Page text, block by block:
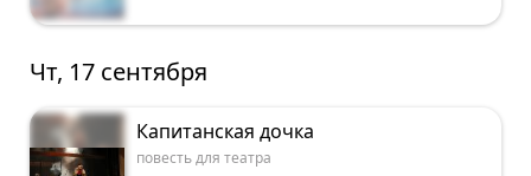
Чт, 17 сентября
Капитанская дочка
повесть для театра